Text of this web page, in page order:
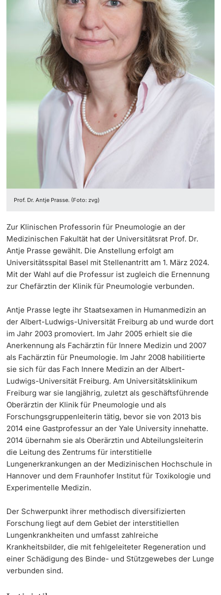
Prof. Dr. Antje Prasse. (Foto: zvg)
Zur Klinischen Professorin für Pneumologie an der
Medizinischen Fakultät hat der Universitätsrat Prof. Dr.
Antje Prasse gewählt. Die Anstellung erfolgt am
Universitätsspital Basel mit Stellenantritt am 1. März 2024.
Mit der Wahl auf die Professur ist zugleich die Ernennung
zur Chefärztin der Klinik für Pneumologie verbunden.
Antje Prasse legte ihr Staatsexamen in Humanmedizin an
der Albert-Ludwigs-Universität Freiburg ab und wurde dort
im Jahr 2003 promoviert. Im Jahr 2005 erhielt sie die
Anerkennung als Fachärztin für Innere Medizin und 2007
als Fachärztin für Pneumologie. Im Jahr 2008 habilitierte
sie sich für das Fach Innere Medizin an der Albert-
Ludwigs-Universität Freiburg. Am Universitätsklinikum
Freiburg war sie langjährig, zuletzt als geschäftsführende
Oberärztin der Klinik für Pneumologie und als
Forschungsgruppenleiterin tätig, bevor sie von 2013 bis
2014 eine Gastprofessur an der Yale University innehatte.
2014 übernahm sie als Oberärztin und Abteilungsleiterin
die Leitung des Zentrums für interstitielle
Lungenerkrankungen an der Medizinischen Hochschule in
Hannover und dem Fraunhofer Institut für Toxikologie und
Experimentelle Medizin.
Der Schwerpunkt ihrer methodisch diversifizierten
Forschung liegt auf dem Gebiet der interstitiellen
Lungenkrankheiten und umfasst zahlreiche
Krankheitsbilder, die mit fehlgeleiteter Regeneration und
einer Schädigung des Binde- und Stützgewebes der Lunge
verbunden sind.